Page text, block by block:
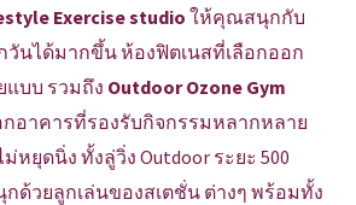
Exercise studio ให้คุณสนุกกับ
วันได้มากขึ้น ห้องฟิตเนสที่เลือกออก
บบ รวมถึง Outdoor Ozone Gym
อาคารที่รองรับกิจกรรมหลากหลาย
หยุดนิ่ง ทั้งลู่วิ่ง Outdoor ระยะ 500
ด้วยลูกเล่นของสเตชั่น ต่างๆ พร้อมทั้ง